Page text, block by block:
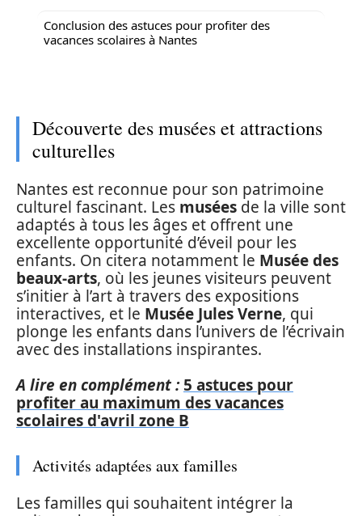
Conclusion des astuces pour profiter des
vacances scolaires à Nantes
Découverte des musées et attractions
culturelles
Nantes est reconnue pour son patrimoine
culturel fascinant. Les musées de la ville sont
adaptés à tous les âges et offrent une
excellente opportunité d’éveil pour les
enfants. On citera notamment le Musée des
beaux-arts, où les jeunes visiteurs peuvent
s’initier à l’art à travers des expositions
interactives, et le Musée Jules Verne, qui
plonge les enfants dans l’univers de l’écrivain
avec des installations inspirantes.
A lire en complément : 5 astuces pour
profiter au maximum des vacances
scolaires d'avril zone B
Activités adaptées aux familles
Les familles qui souhaitent intégrer la